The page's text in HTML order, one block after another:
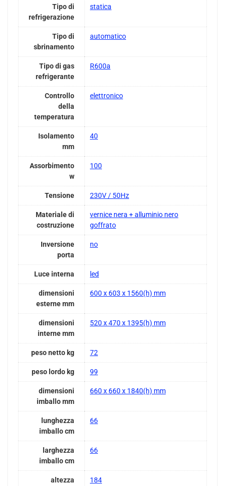
Tipo di
refrigerazione
statica
Tipo di
sbrinamento
automatico
Tipo di gas
refrigerante
R600a
Controllo
della
temperatura
elettronico
Isolamento
mm
40
Assorbimento
w
100
Tensione 230V / 50Hz
Materiale di
costruzione
vernice nera + alluminio nero
goffrato
Inversione
porta
no
Luce interna led
dimensioni
esterne mm
600 x 603 x 1560(h) mm
dimensioni
interne mm
520 x 470 x 1395(h) mm
peso netto kg 72
peso lordo kg 99
dimensioni
imballo mm
660 x 660 x 1840(h) mm
lunghezza
imballo cm
66
larghezza
imballo cm
66
altezza
184